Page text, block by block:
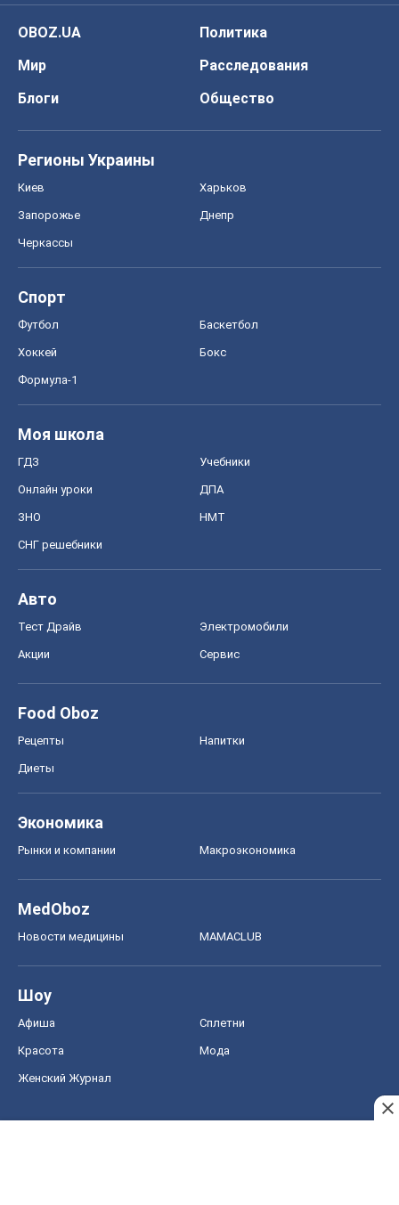
OBOZ.UA
Политика
Мир
Расследования
Блоги
Общество
Регионы Украины
Киев Харьков
Запорожье Днепр
Черкассы
Спорт
Футбол Баскетбол
Хоккей Бокс
Формула-1
Моя школа
ГДЗ Учебники
Онлайн уроки ДПА
ЗНО НМТ
СНГ решебники
Авто
Тест Драйв Электромобили
Акции Сервис
Food Oboz
Рецепты Напитки
Диеты
Экономика
Рынки и компании Mакроэкономика
MedOboz
Новости медицины MAMACLUB
Шоу
Афиша Сплетни
Красота Мода
Женский Журнал